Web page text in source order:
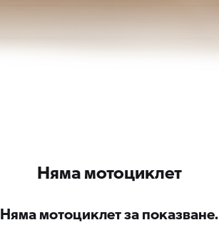
Няма мотоциклет
Няма мотоциклет за показване.